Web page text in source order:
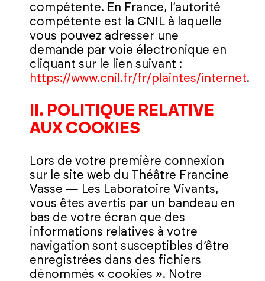
compétente. En France, l’autorité
compétente est la CNIL à laquelle
vous pouvez adresser une
demande par voie électronique en
cliquant sur le lien suivant :
https://www.cnil.fr/fr/plaintes/internet.
II. POLITIQUE RELATIVE
AUX COOKIES
Lors de votre première connexion
sur le site web du Théâtre Francine
Vasse — Les Laboratoire Vivants,
vous êtes avertis par un bandeau en
bas de votre écran que des
informations relatives à votre
navigation sont susceptibles d’être
enregistrées dans des fichiers
dénommés « cookies ». Notre